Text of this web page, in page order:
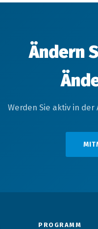
Ändern
Werden Sie aktiv in
PROGRAMM